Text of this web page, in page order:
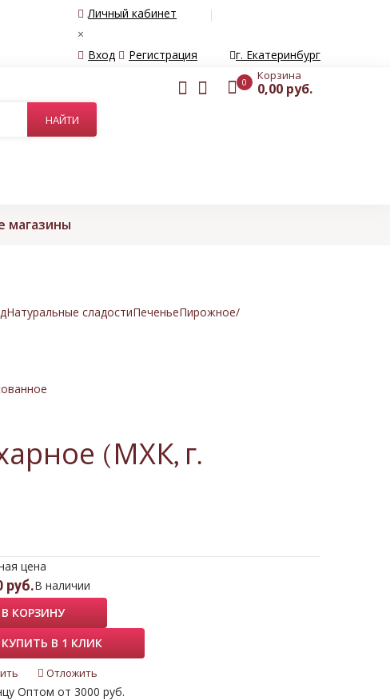
Личный кабинет
×
Вход
Регистрация г. Екатеринбург
0 Корзина
0,00 руб.
магазины
Натуральные сладостиПеченьеПирожное/
(МХК, г.
цена
руб.В наличии
В КОРЗИНУ
КУПИТЬ В 1 КЛИК
Отложить
Оптом от 3000 руб.